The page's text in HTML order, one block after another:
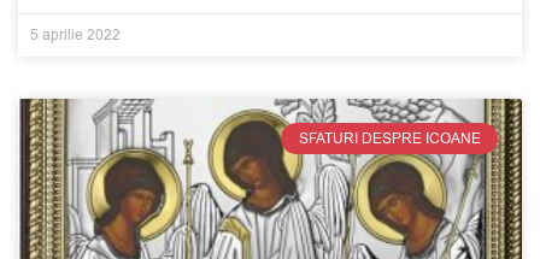
5 aprilie 2022
SFATURI DESPRE ICOANE